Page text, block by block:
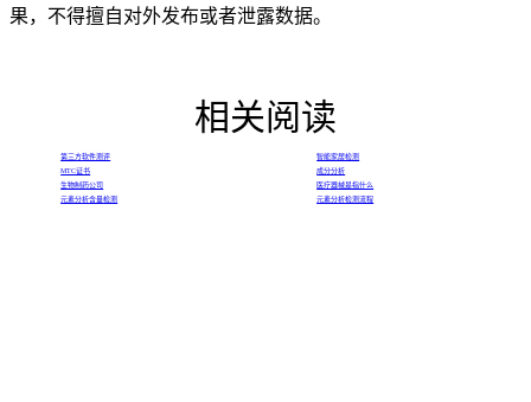
果，不得擅自对外发布或者泄露数据。
相关阅读
第三方软件测评
智能家居检测
MTC证书
成分分析
生物制药公司
医疗器械是指什么
元素分析含量检测
元素分析检测流程